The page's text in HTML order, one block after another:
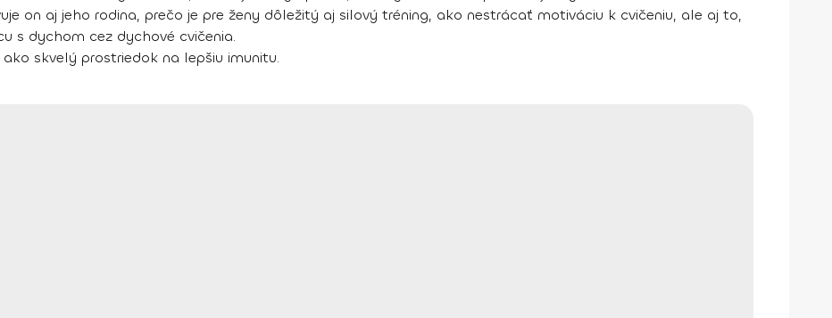
on aj jeho rodina, prečo je pre ženy dôležitý aj silový tréning, ako nestrácať motiváciu k cvičeniu, ale aj to,
s dychom cez dychové cvičenia.
skvelý prostriedok na lepšiu imunitu.